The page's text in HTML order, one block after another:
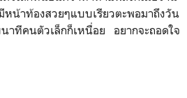
หน้าท้องสวยๆแบบเรียวตะพอมาถึงวัน
าทีคนตัวเล็กก็เหนื่อย อยากจะถอดใจ